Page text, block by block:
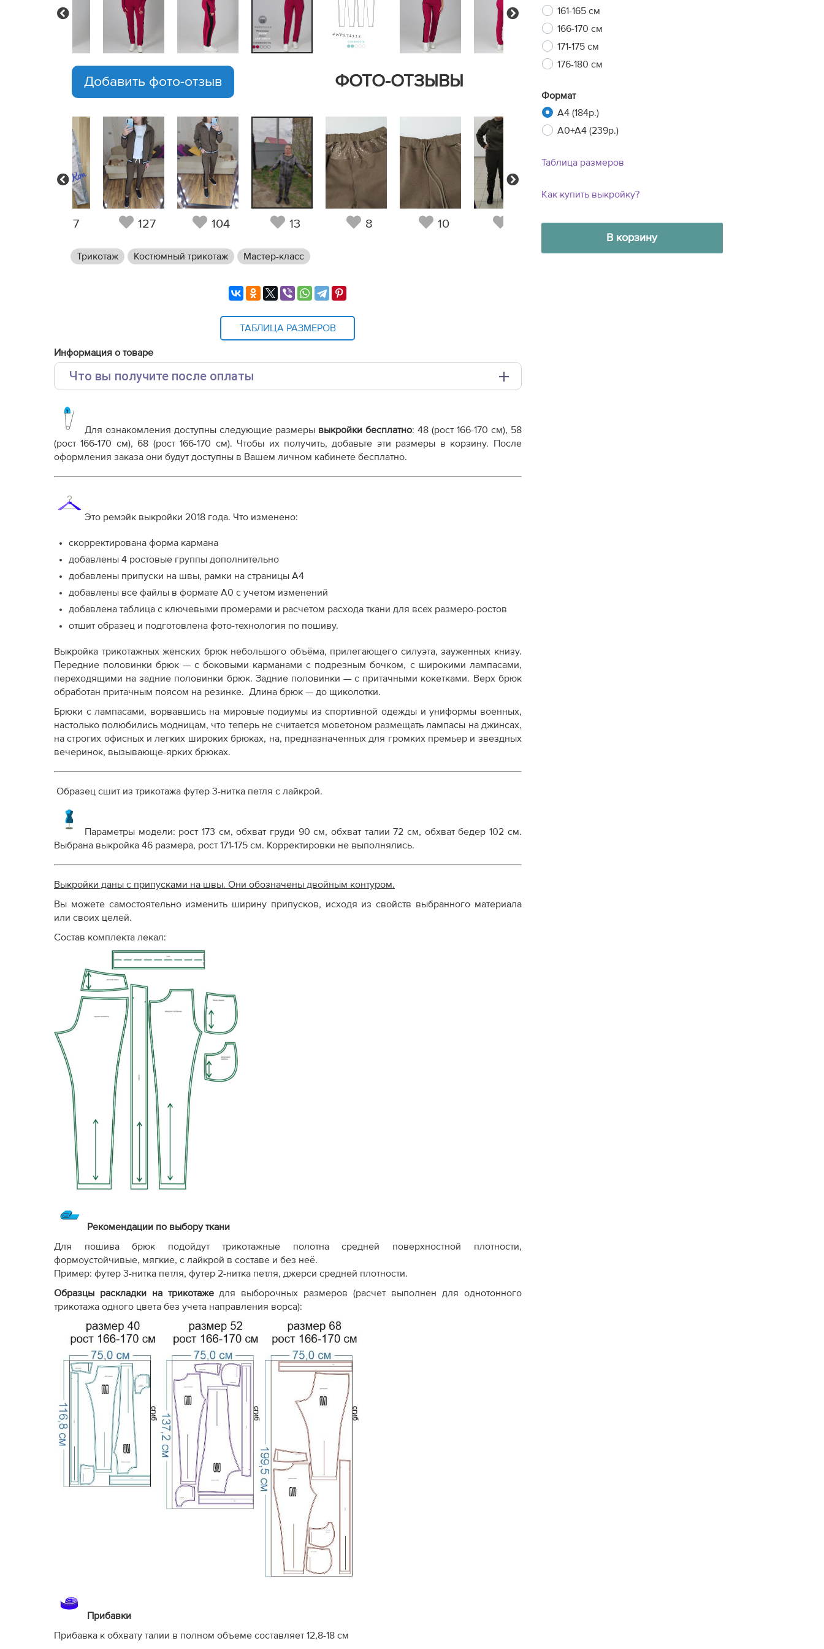
Next
161-165 см
166-170 см
171-175 см
176-180 см
Формат
A4 (184р.)
A0+A4 (239р.)
Таблица размеров
Как купить выкройку?
В корзину
ФОТО-ОТЗЫВЫ
Добавить фото-отзыв
Previous
37 127 104 13 8 10 6 7
Next
Трикотаж Костюмный трикотаж Мастер-класс
ТАБЛИЦА РАЗМЕРОВ
Информация о товаре
Что вы получите после оплаты
Выкройка PDF для печати на принтере A4 или плоттере A0 с шириной печати 810мм в зависимости
от выбора формата
Инструкция-трикотажные-брюки-с-лампасами-WP271118.pdf
Дополнительные файлы:
Терминология машинных работ
Терминология ВТО
Дополнение к технологии пошива
Как скорректировать готовую выкройку по росту
Для ознакомления доступны следующие размеры выкройки бесплатно: 48 (рост 166-170 см), 58
(рост 166-170 см), 68 (рост 166-170 см). Чтобы их получить, добавьте эти размеры в корзину. После
оформления заказа они будут доступны в Вашем личном кабинете бесплатно.
Это ремэйк выкройки 2018 года. Что изменено:
скорректирована форма кармана
добавлены 4 ростовые группы дополнительно
добавлены припуски на швы, рамки на страницы А4
добавлены все файлы в формате А0 с учетом изменений
добавлена таблица с ключевыми промерами и расчетом расхода ткани для всех размеро-ростов
отшит образец и подготовлена фото-технология по пошиву.
Выкройка трикотажных женских брюк небольшого объёма, прилегающего силуэта, зауженных книзу.
Передние половинки брюк — с боковыми карманами с подрезным бочком, с широкими лампасами,
переходящими на задние половинки брюк. Задние половинки — с притачными кокетками. Верх брюк
обработан притачным поясом на резинке. Длина брюк — до щиколотки.
Брюки с лампасами, ворвавшись на мировые подиумы из спортивной одежды и униформы военных,
настолько полюбились модницам, что теперь не считается моветоном размещать лампасы на джинсах,
на строгих офисных и легких широких брюках, на, предназначенных для громких премьер и звездных
вечеринок, вызывающе-ярких брюках.
Образец сшит из трикотажа футер 3-нитка петля с лайкрой.
Параметры модели: рост 173 см, обхват груди 90 см, обхват талии 72 см, обхват бедер 102 см.
Выбрана выкройка 46 размера, рост 171-175 см. Корректировки не выполнялись.
Выкройки даны с припусками на швы. Они обозначены двойным контуром.
Вы можете самостоятельно изменить ширину припусков, исходя из свойств выбранного материала
или своих целей.
Состав комплекта лекал:
Рекомендации по выбору ткани
Для пошива брюк подойдут трикотажные полотна средней поверхностной плотности,
формоустойчивые, мягкие, с лайкрой в составе и без неё.
Пример: футер 3-нитка петля, футер 2-нитка петля, джерси средней плотности.
Образцы раскладки на трикотаже для выборочных размеров (расчет выполнен для однотонного
трикотажа одного цвета без учета направления ворса):
Прибавки
Прибавка к обхвату талии в полном объеме составляет 12,8-18 см